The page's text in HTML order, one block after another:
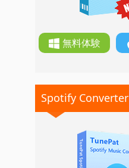
無料体験
Spotify Converter